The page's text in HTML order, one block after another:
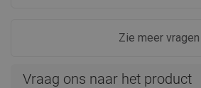
Zie meer vragen
Vraag ons naar het product